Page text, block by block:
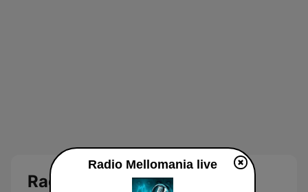
Radio Mellomania Live
Radio Mellomania live